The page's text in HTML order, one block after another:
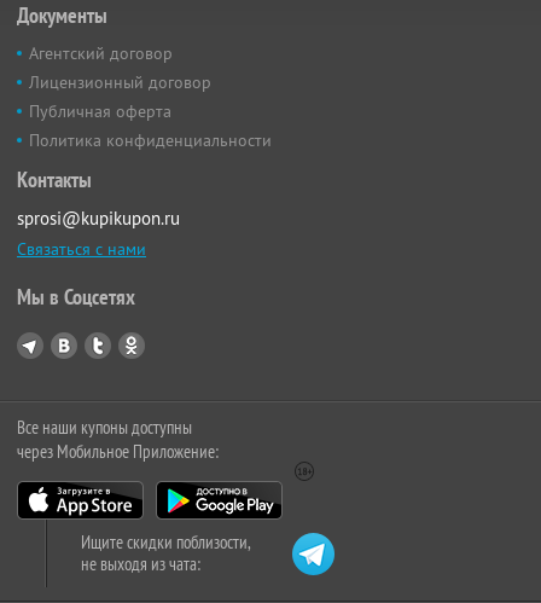
Документы
Агентский договор
Лицензионный договор
Публичная оферта
Политика конфиденциальности
Контакты
sprosi@kupikupon.ru
Связаться с нами
Мы в Соцсетях
Все наши купоны доступны
через Мобильное Приложение:
Ищите скидки поблизости,
не выходя из чата: